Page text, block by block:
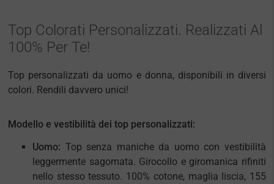
Top Colorati Personalizzati. Realizzati Al
100% Per Te!
Top personalizzati da uomo e donna, disponibili in diversi
colori. Rendili davvero unici!
Modello e vestibilità dei top personalizzati:
Uomo: Top senza maniche da uomo con vestibilità
leggermente sagomata. Girocollo e giromanica rifiniti
nello stesso tessuto. 100% cotone, maglia liscia, 155